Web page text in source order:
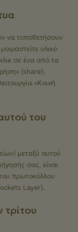
να τοποθετήσουν
υλικό
σε ένα από τα
(share).
«Κοινή
του
μεταξύ αυτού
σας, είναι
πρωτοκόλλου
Layer).